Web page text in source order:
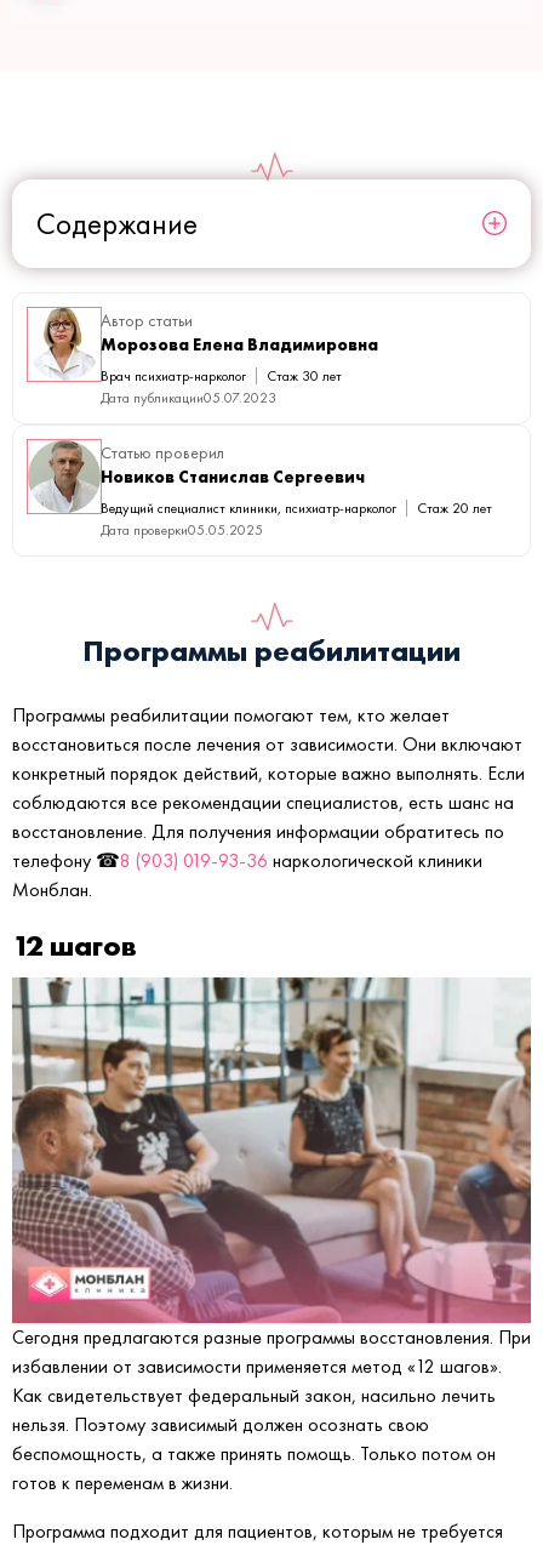
Содержание
Автор статьи
Морозова Елена Владимировна
Врач психиатр-нарколог
Стаж 30 лет
Дата публикации05.07.2023
Статью проверил
Новиков Станислав Сергеевич
Ведущий специалист клиники, психиатр-нарколог
Стаж 20 лет
Дата проверки05.05.2025
Программы реабилитации
Программы реабилитации помогают тем, кто желает
восстановиться после лечения от зависимости. Они включают
конкретный порядок действий, которые важно выполнять. Если
соблюдаются все рекомендации специалистов, есть шанс на
восстановление. Для получения информации обратитесь по
телефону ☎8 (903) 019-93-36 наркологической клиники
Монблан.
12 шагов
Сегодня предлагаются разные программы восстановления. При
избавлении от зависимости применяется метод «12 шагов».
Как свидетельствует федеральный закон, насильно лечить
нельзя. Поэтому зависимый должен осознать свою
беспомощность, а также принять помощь. Только потом он
готов к переменам в жизни.
Программа подходит для пациентов, которым не требуется